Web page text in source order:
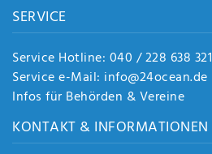
SERVICE
Service Hotline: 040 / 228 638 321
Service e-Mail: info@24ocean.de
Infos für Behörden & Vereine
KONTAKT & INFORMATIONEN